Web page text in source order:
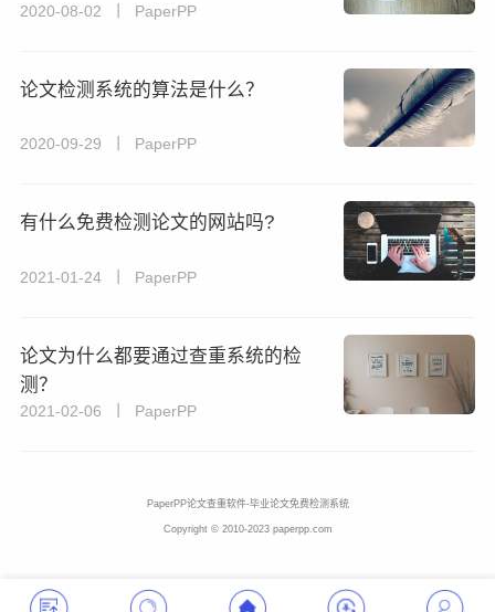
2020-08-02 丨 PaperPP
论文检测系统的算法是什么？
2020-09-29 丨 PaperPP
有什么免费检测论文的网站吗?
2021-01-24 丨 PaperPP
论文为什么都要通过查重系统的检
测？
2021-02-06 丨 PaperPP
PaperPP论文查重软件-毕业论文免费检测系统
Copyright © 2010-2023 paperpp.com